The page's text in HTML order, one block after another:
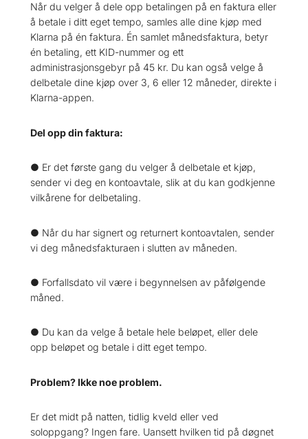
Når du velger å dele opp betalingen på en faktura eller
å betale i ditt eget tempo, samles alle dine kjøp med
Klarna på én faktura. Én samlet månedsfaktura, betyr
én betaling, ett KID-nummer og ett
administrasjonsgebyr på 45 kr. Du kan også velge å
delbetale dine kjøp over 3, 6 eller 12 måneder, direkte i
Klarna-appen.
Del opp din faktura:
● Er det første gang du velger å delbetale et kjøp,
sender vi deg en kontoavtale, slik at du kan godkjenne
vilkårene for delbetaling.
● Når du har signert og returnert kontoavtalen, sender
vi deg månedsfakturaen i slutten av måneden.
● Forfallsdato vil være i begynnelsen av påfølgende
måned.
● Du kan da velge å betale hele beløpet, eller dele
opp beløpet og betale i ditt eget tempo.
Problem? Ikke noe problem.
Er det midt på natten, tidlig kveld eller ved
soloppgang? Ingen fare. Uansett hvilken tid på døgnet